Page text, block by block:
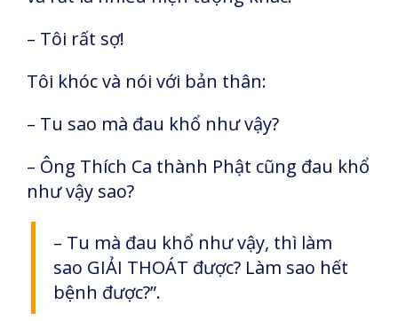
– Tôi rất sợ!
Tôi khóc và nói với bản thân:
– Tu sao mà đau khổ như vậy?
– Ông Thích Ca thành Phật cũng đau khổ
như vậy sao?
– Tu mà đau khổ như vậy, thì làm
sao GIẢI THOÁT được? Làm sao hết
bệnh được?”.